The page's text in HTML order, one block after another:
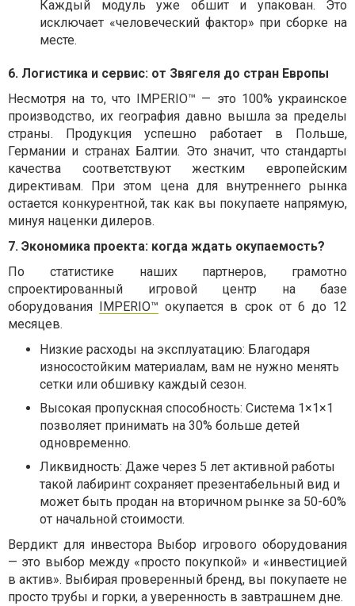
Каждый модуль уже обшит и упакован. Это
исключает «человеческий фактор» при сборке на
месте.
6. Логистика и сервис: от Звягеля до стран Европы
Несмотря на то, что IMPERIO™ — это 100% украинское
производство, их география давно вышла за пределы
страны. Продукция успешно работает в Польше,
Германии и странах Балтии. Это значит, что стандарты
качества соответствуют жестким европейским
директивам. При этом цена для внутреннего рынка
остается конкурентной, так как вы покупаете напрямую,
минуя наценки дилеров.
7. Экономика проекта: когда ждать окупаемость?
По статистике наших партнеров, грамотно
спроектированный игровой центр на базе
оборудования IMPERIO™ окупается в срок от 6 до 12
месяцев.
Низкие расходы на эксплуатацию: Благодаря
износостойким материалам, вам не нужно менять
сетки или обшивку каждый сезон.
Высокая пропускная способность: Система 1×1×1
позволяет принимать на 30% больше детей
одновременно.
Ликвидность: Даже через 5 лет активной работы
такой лабиринт сохраняет презентабельный вид и
может быть продан на вторичном рынке за 50-60%
от начальной стоимости.
Вердикт для инвестора Выбор игрового оборудования
— это выбор между «просто покупкой» и «инвестицией
в актив». Выбирая проверенный бренд, вы покупаете не
просто трубы и горки, а уверенность в завтрашнем дне.